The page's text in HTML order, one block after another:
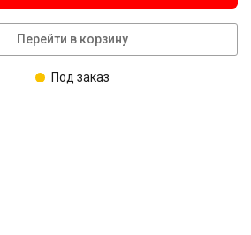
Перейти в корзину
Под заказ